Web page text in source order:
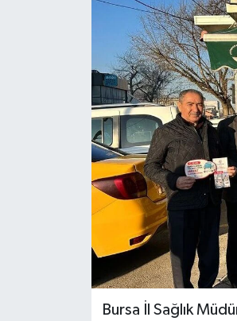
Bursa İl Sağlık
Teknoloji